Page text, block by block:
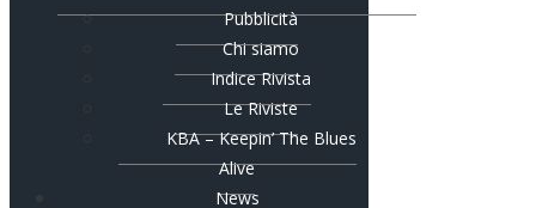
Pubblicità
Chi siamo
Indice Rivista
Le Riviste
KBA – Keepin’ The Blues
Alive
News